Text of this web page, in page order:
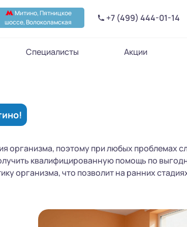
Митино, Пятницкое
шоссе, Волоколамская
+7 (499) 444-01-14
Специалисты Акции
поэтому при любых проблемах
квалифицированную помощь по
организма, что позволит на ранних